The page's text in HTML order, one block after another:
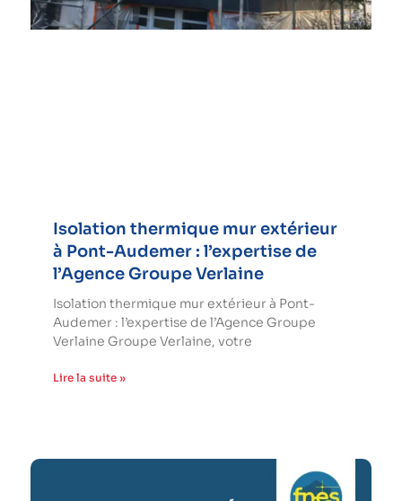
Isolation thermique mur extérieur
à Pont-Audemer : l’expertise de
l’Agence Groupe Verlaine
Isolation thermique mur extérieur à Pont-
Audemer : l’expertise de l’Agence Groupe
Verlaine Groupe Verlaine, votre
Lire la suite »